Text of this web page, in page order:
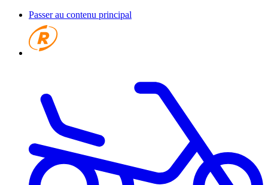
Passer au contenu principal